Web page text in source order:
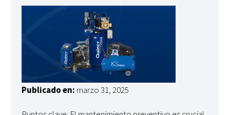
Publicado en: marzo 31, 2025